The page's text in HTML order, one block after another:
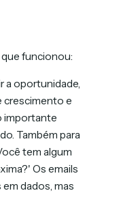
funcionou:
a oportunidade,
crescimento e
importante
Também para
tem algum
Os emails
dados, mas